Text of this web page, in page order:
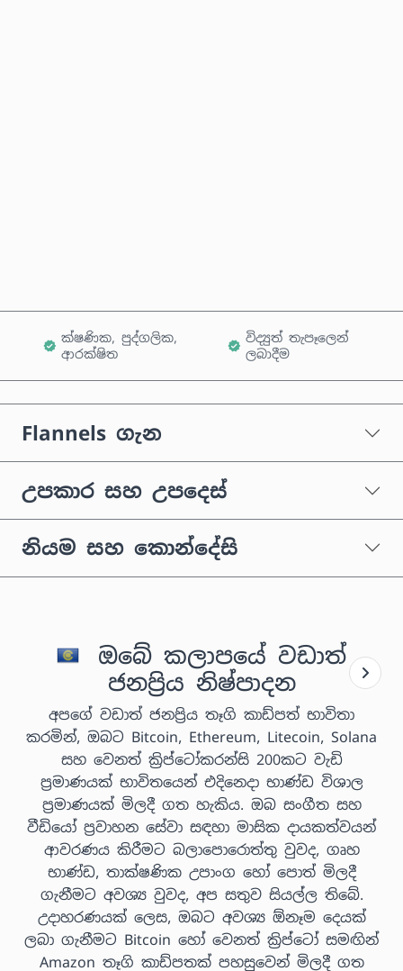
ක්ෂණික, පුද්ගලික,
ආරක්ෂිත
විද්‍යුත් තැපෑලෙන්
ලබාදීම
Flannels ගැන
උපකාර සහ උපදෙස්
නියම සහ කොන්දේසි
ඔබේ කලාපයේ වඩාත්
ජනප්‍රිය නිෂ්පාදන
අපගේ වඩාත් ජනප්‍රිය තෑගි කාඩ්පත් භාවිතා
කරමින්, ඔබට Bitcoin, Ethereum, Litecoin, Solana
සහ වෙනත් ක්‍රිප්ටෝකරන්සි 200කට වැඩි
ප්‍රමාණයක් භාවිතයෙන් එදිනෙදා භාණ්ඩ විශාල
ප්‍රමාණයක් මිලදී ගත හැකිය. ඔබ සංගීත සහ
වීඩියෝ ප්‍රවාහන සේවා සඳහා මාසික දායකත්වයන්
ආවරණය කිරීමට බලාපොරොත්තු වුවද, ගෘහ
භාණ්ඩ, තාක්ෂණික උපාංග හෝ පොත් මිලදී
ගැනීමට අවශ්‍ය වුවද, අප සතුව සියල්ල තිබේ.
උදාහරණයක් ලෙස, ඔබට අවශ්‍ය ඕනෑම දෙයක්
ලබා ගැනීමට Bitcoin හෝ වෙනත් ක්‍රිප්ටෝ සමඟින්
Amazon තෑගි කාඩ්පතක් පහසුවෙන් මිලදී ගත